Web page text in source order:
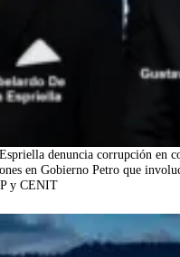
denuncia corrupción en
en Gobierno Petro que
y CENIT